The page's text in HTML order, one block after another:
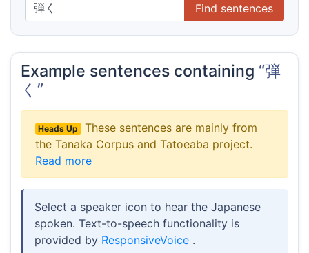
Find sentences
Example sentences containing “弾
く”
Heads Up
These sentences are mainly from
the Tanaka Corpus and Tatoeaba project.
Read more
Select a speaker icon to hear the Japanese
spoken. Text-to-speech functionality is
provided by ResponsiveVoice .